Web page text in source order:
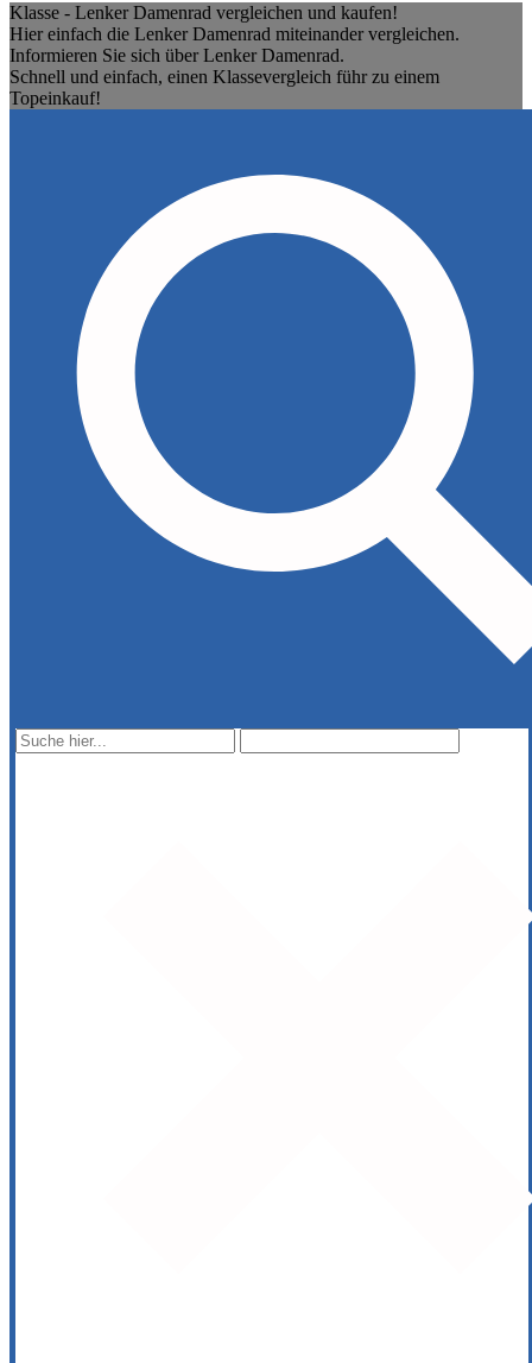
Klasse - Lenker Damenrad vergleichen und kaufen!
Hier einfach die Lenker Damenrad miteinander vergleichen.
Informieren Sie sich über Lenker Damenrad.
Schnell und einfach, einen Klassevergleich führ zu einem
Topeinkauf!